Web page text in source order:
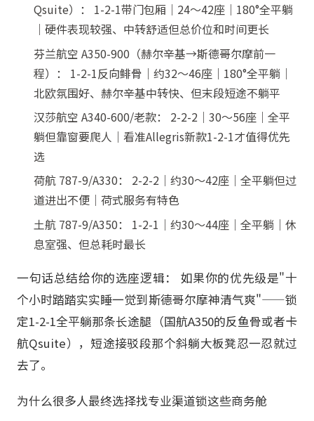
Qsuite）： 1-2-1带门包厢｜24～42座｜180°全平躺
｜硬件表现较强、中转舒适但总价位和时间更长
芬兰航空 A350-900（赫尔辛基→斯德哥尔摩前一
程）： 1-2-1反向鲱骨｜约32～46座｜180°全平躺｜
北欧氛围好、赫尔辛基中转快、但末段短途不躺平
汉莎航空 A340-600/老款： 2-2-2｜30～56座｜全平
躺但靠窗要爬人｜看准Allegris新款1-2-1才值得优先
选
荷航 787-9/A330： 2-2-2｜约30～42座｜全平躺但过
道进出不便｜荷式服务有特色
土航 787-9/A350： 1-2-1｜约30～44座｜全平躺｜休
息室强、但总耗时最长
一句话总结给你的选座逻辑： 如果你的优先级是"十
个小时踏踏实实睡一觉到斯德哥尔摩神清气爽"——锁
定1-2-1全平躺那条长途腿（国航A350的反鱼骨或者卡
航Qsuite），短途接驳段那个斜躺大板凳忍一忍就过
去了。
为什么很多人最终选择找专业渠道锁这些商务舱